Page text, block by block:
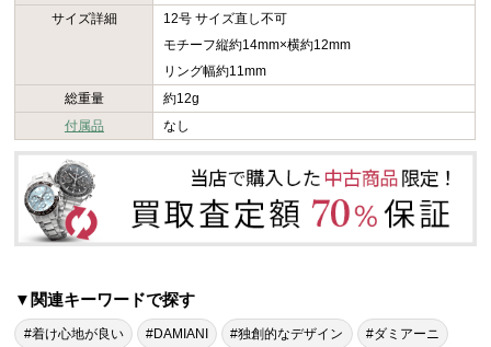
サイズ詳細
12号 サイズ直し不可
モチーフ縦約14mm×横約12mm
リング幅約11mm
総重量
約12g
付属品
なし
▼関連キーワードで探す
#着け心地が良い #DAMIANI #独創的なデザイン #ダミアーニ